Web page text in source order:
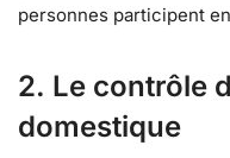
personnes participent
2. Le contrôle
domestique